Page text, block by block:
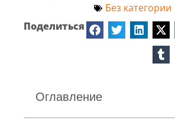
Без категории
Поделиться
Оглавление